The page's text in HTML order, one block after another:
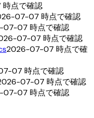
点で確認
07-07 時点で確認
07 時点で確認
07-07 時点で確認
2026-07-07 時点で確
07 時点で確認
07-07 時点で確認
07 時点で確認